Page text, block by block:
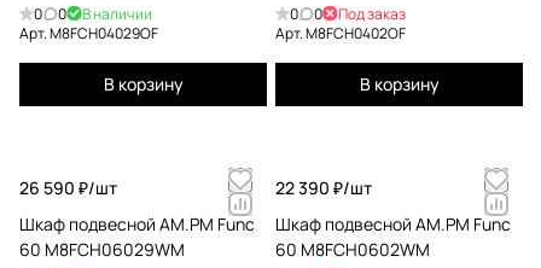
0 0
В наличии
Арт.M8FCH04029OF
В корзину
0 0
Под заказ
Арт.M8FCH0402OF
В корзину
26 590 ₽/шт
Шкаф подвесной AM.PM Func
60 M8FCH06029WM
22 390 ₽/шт
Шкаф подвесной AM.PM Func
60 M8FCH0602WM